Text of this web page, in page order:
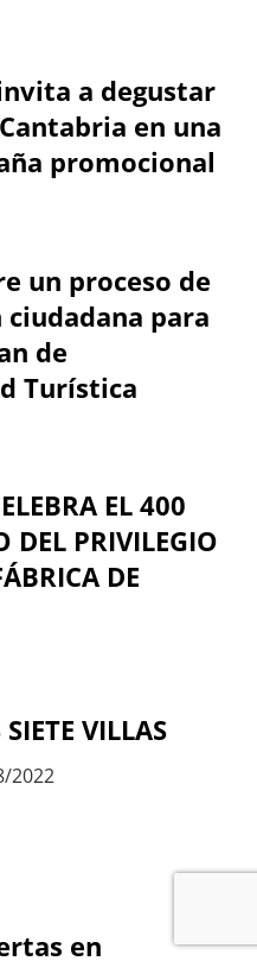
a degustar
en una
promocional
un proceso de
para
de
Turística
EL 400
DEL PRIVILEGIO
DE
SIETE VILLAS
2022
en